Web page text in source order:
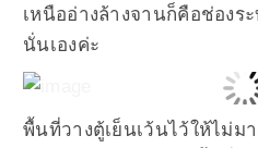
เหนืออ่างล้างจานก็คือช่องร
นั่นเองค่ะ
พื้นที่วางตู้เย็นเว้นไว้ให้ไม่ม